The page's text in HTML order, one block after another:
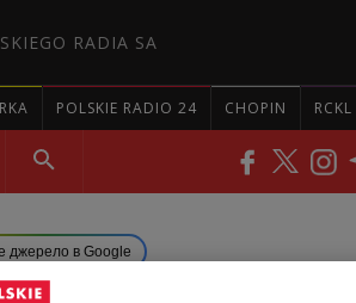
RADIA SA
POLSKIE RADIO 24 CHOPIN RCKL
джерело в Google